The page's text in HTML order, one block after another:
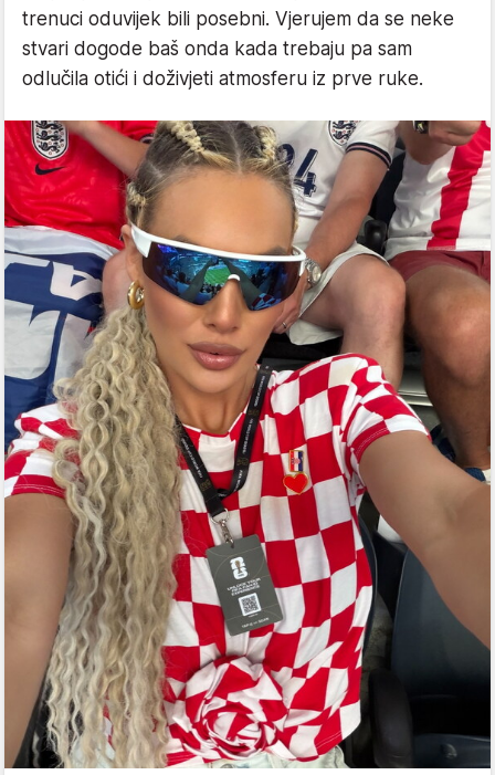
trenuci oduvijek bili posebni. Vjerujem da se neke
stvari dogode baš onda kada trebaju pa sam
odlučila otići i doživjeti atmosferu iz prve ruke.